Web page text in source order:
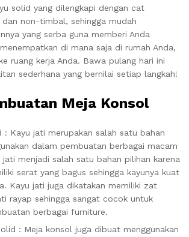
solid yang dilengkapi dengan cat
non-timbal, sehingga mudah
yang serba guna memberi Anda
di mana saja di rumah Anda,
ruang kerja Anda. Bawa pulang hari ini
sederhana yang bernilai setiap langkah!
Meja Konsol
: Kayu jati merupakan salah satu bahan
dalam pembuatan berbagai macam
menjadi salah satu bahan pilihan karena
serat yang bagus sehingga kayunya kuat
Kayu jati juga dikatakan memiliki zat
rayap sehingga sangat cocok untuk
berbagai furniture.
: Meja konsol juga dibuat menggunakan